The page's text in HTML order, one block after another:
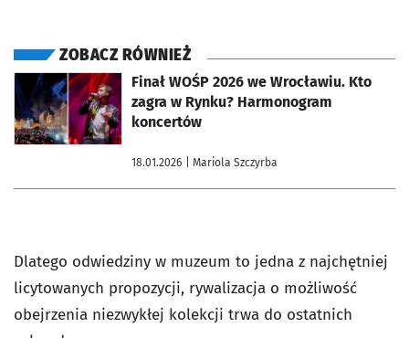
ZOBACZ RÓWNIEŻ
Finał WOŚP 2026 we Wrocławiu. Kto
zagra w Rynku? Harmonogram
koncertów
18.01.2026 | Mariola Szczyrba
otworzy się w nowej karcie
Dlatego odwiedziny w muzeum to jedna z najchętniej
licytowanych propozycji, rywalizacja o możliwość
obejrzenia niezwykłej kolekcji trwa do ostatnich